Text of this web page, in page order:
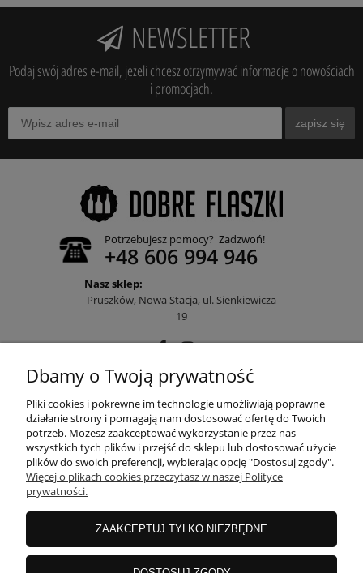
NEWSLETTER
Podaj swój adres e-mail, jeżeli chcesz otrzymywać informacje o nowościach
i promocjach.
zapisz się
Potrzebujesz pomocy? Zadzwoń!
+48 606 994 946
Nasz sklep:
Pruszków, Nowa Stacja, ul. Sienkiewicza
19
POMOC
MOJE KONTO
PŁATNOŚCI I DOSTAWA
INFORMACJE
Dbamy o Twoją prywatność
Pliki cookies i pokrewne im technologie umożliwiają poprawne
działanie strony i pomagają nam dostosować ofertę do Twoich
potrzeb. Możesz zaakceptować wykorzystanie przez nas
wszystkich tych plików i przejść do sklepu lub dostosować użycie
plików do swoich preferencji, wybierając opcję "Dostosuj zgody".
Więcej o plikach cookies przeczytasz w naszej Polityce
prywatności.
ZAAKCEPTUJ TYLKO NIEZBĘDNE